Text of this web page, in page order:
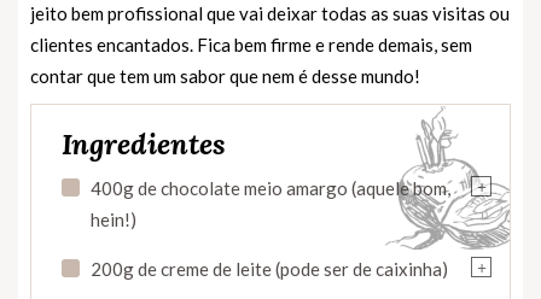
jeito bem profissional que vai deixar todas as suas visitas ou
clientes encantados. Fica bem firme e rende demais, sem
contar que tem um sabor que nem é desse mundo!
Ingredientes
+
400g de chocolate meio amargo (aquele bom,
hein!)
+
200g de creme de leite (pode ser de caixinha)